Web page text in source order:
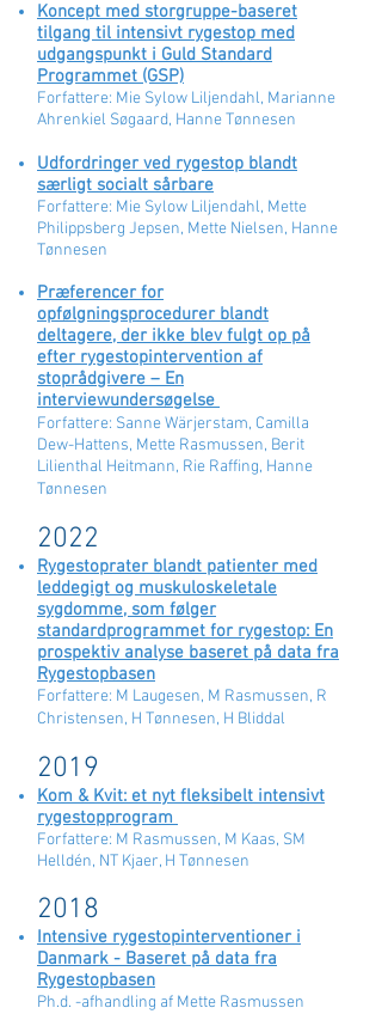
Koncept med storgruppe-baseret
tilgang til intensivt rygestop med
udgangspunkt i Guld Standard
Programmet (GSP)
​​Forfattere: Mie Sylow Liljendahl, Marianne
Ahrenkiel Søgaard, Hanne Tønnesen
Udfordringer ved rygestop blandt
særligt socialt sårbare
Forfattere: Mie Sylow Liljendahl, Mette
Philippsberg Jepsen, Mette Nielsen, Hanne
Tønnesen
Præferencer for
opfølgningsprocedurer blandt
deltagere, der ikke blev fulgt op på
efter rygestopintervention af
stoprådgivere – En
interviewundersøgelse
Forfattere: Sanne Wärjerstam, Camilla
Dew-Hattens, Mette Rasmussen, Berit
Lilienthal Heitmann, Rie Raffing, Hanne
Tønnesen​​
2022
Rygestoprater blandt patienter med
leddegigt og muskuloskeletale
sygdomme, som følger
standardprogrammet for rygestop: En
prospektiv analyse baseret på data fra
Rygestopbasen
Forfattere: M Laugesen, M Rasmussen, R
Christensen, H Tønnesen, H Bliddal
2019
Kom & Kvit: et nyt fleksibelt intensivt
rygestopprogram
Forfattere: M Rasmussen, M Kaas, SM
Helldén, NT Kjaer, H Tønnesen
2018
Intensive rygestopinterventioner i
Danmark - Baseret på data fra
Rygestopbasen
Ph.d. -afhandling af Mette Rasmussen